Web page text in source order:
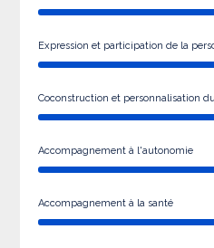
Expression et participation de la
Coconstruction et personnalisation
Accompagnement à l'autonomie
Accompagnement à la santé